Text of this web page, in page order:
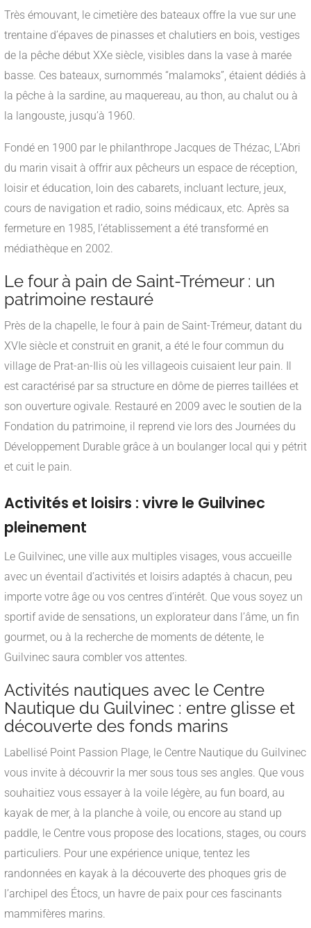
Très émouvant, le cimetière des bateaux offre la vue sur une
trentaine d’épaves de pinasses et chalutiers en bois, vestiges
de la pêche début XXe siècle, visibles dans la vase à marée
basse. Ces bateaux, surnommés “malamoks”, étaient dédiés à
la pêche à la sardine, au maquereau, au thon, au chalut ou à
la langouste, jusqu’à 1960.
Fondé en 1900 par le philanthrope Jacques de Thézac, L’Abri
du marin visait à offrir aux pêcheurs un espace de réception,
loisir et éducation, loin des cabarets, incluant lecture, jeux,
cours de navigation et radio, soins médicaux, etc. Après sa
fermeture en 1985, l’établissement a été transformé en
médiathèque en 2002.
Le four à pain de Saint-Trémeur : un
patrimoine restauré
Près de la chapelle, le four à pain de Saint-Trémeur, datant du
XVIe siècle et construit en granit, a été le four commun du
village de Prat-an-Ilis où les villageois cuisaient leur pain. Il
est caractérisé par sa structure en dôme de pierres taillées et
son ouverture ogivale. Restauré en 2009 avec le soutien de la
Fondation du patrimoine, il reprend vie lors des Journées du
Développement Durable grâce à un boulanger local qui y pétrit
et cuit le pain.
Activités et loisirs : vivre le Guilvinec
pleinement
Le Guilvinec, une ville aux multiples visages, vous accueille
avec un éventail d’activités et loisirs adaptés à chacun, peu
importe votre âge ou vos centres d’intérêt. Que vous soyez un
sportif avide de sensations, un explorateur dans l’âme, un fin
gourmet, ou à la recherche de moments de détente, le
Guilvinec saura combler vos attentes.
Activités nautiques avec le Centre
Nautique du Guilvinec : entre glisse et
découverte des fonds marins
Labellisé Point Passion Plage, le Centre Nautique du Guilvinec
vous invite à découvrir la mer sous tous ses angles. Que vous
souhaitiez vous essayer à la voile légère, au fun board, au
kayak de mer, à la planche à voile, ou encore au stand up
paddle, le Centre vous propose des locations, stages, ou cours
particuliers. Pour une expérience unique, tentez les
randonnées en kayak à la découverte des phoques gris de
l’archipel des Étocs, un havre de paix pour ces fascinants
mammifères marins.